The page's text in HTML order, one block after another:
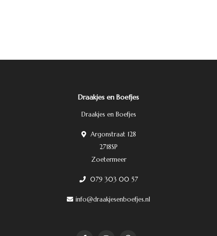
Draakjes en Boefjes
Draakjes en Boefjes
Argonstraat 128
2718SP
Zoetermeer
079 303 00 57
info@draakjesenboefjes.nl